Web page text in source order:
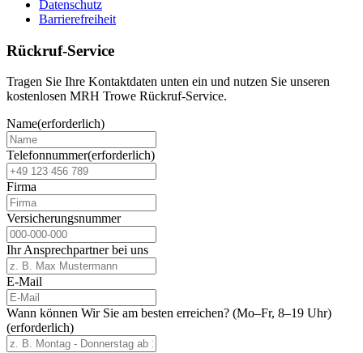
Datenschutz
Barrierefreiheit
Rückruf-Service
Tragen Sie Ihre Kontaktdaten unten ein und nutzen Sie unseren
kostenlosen MRH Trowe Rückruf-Service.
Name(erforderlich)
Telefonnummer(erforderlich)
Firma
Versicherungsnummer
Ihr Ansprechpartner bei uns
E-Mail
Wann können Wir Sie am besten erreichen? (Mo–Fr, 8–19 Uhr)
(erforderlich)